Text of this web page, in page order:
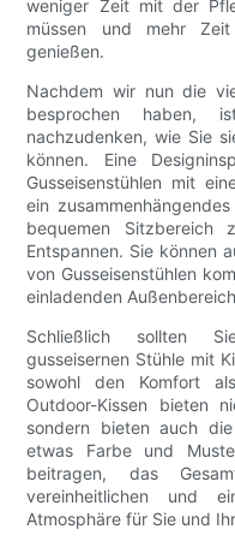
weniger Zeit mit der
müssen und mehr
genießen.
Nachdem wir nun die
besprochen
nachzudenken, wie Sie
können. Eine
Gusseisenstühlen mit
ein
bequemen Sitzbereich
Entspannen. Sie können
von Gusseisenstühlen
einladenden
Schließlich sollten
gusseisernen Stühle mit
sowohl den Komfort
Outdoor-Kissen bieten
sondern bieten auch
etwas Farbe und
beitragen, das
vereinheitlichen und
Atmosphäre für Sie und